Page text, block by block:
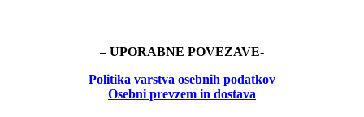
– UPORABNE POVEZAVE-
Politika varstva osebnih podatkov
Osebni prevzem in dostava